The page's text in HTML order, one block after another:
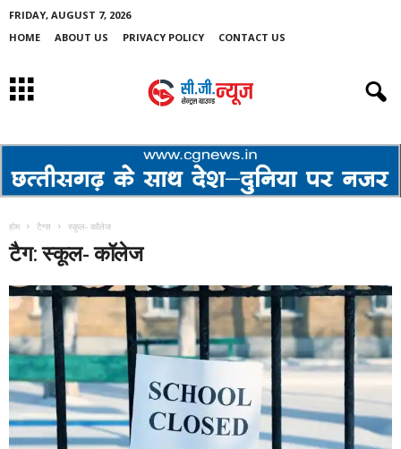
FRIDAY, AUGUST 7, 2026
HOME
ABOUT US PRIVACY POLICY CONTACT US
होम टैग्स स्कूल- कॉलेज
टैग: स्कूल- कॉलेज